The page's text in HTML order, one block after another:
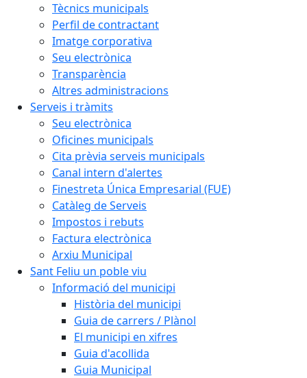
Tècnics municipals
Perfil de contractant
Imatge corporativa
Seu electrònica
Transparència
Altres administracions
Serveis i tràmits
Seu electrònica
Oficines municipals
Cita prèvia serveis municipals
Canal intern d'alertes
Finestreta Única Empresarial (FUE)
Catàleg de Serveis
Impostos i rebuts
Factura electrònica
Arxiu Municipal
Sant Feliu un poble viu
Informació del municipi
Història del municipi
Guia de carrers / Plànol
El municipi en xifres
Guia d'acollida
Guia Municipal